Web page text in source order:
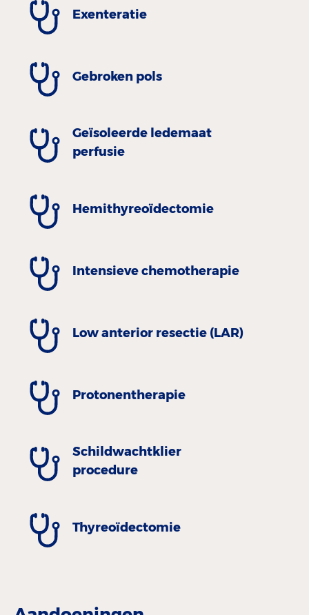
Exenteratie
Gebroken pols
Geïsoleerde ledemaat
perfusie
Hemithyreoïdectomie
Intensieve chemotherapie
Low anterior resectie (LAR)
Protonentherapie
Schildwachtklier
procedure
Thyreoïdectomie